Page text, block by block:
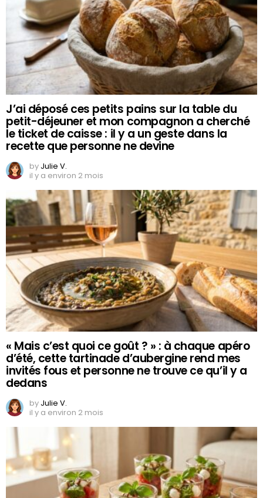
J’ai déposé ces petits pains sur la table du
petit-déjeuner et mon compagnon a cherché
le ticket de caisse : il y a un geste dans la
recette que personne ne devine
by Julie V.
il y a environ 2 mois
« Mais c’est quoi ce goût ? » : à chaque apéro
d’été, cette tartinade d’aubergine rend mes
invités fous et personne ne trouve ce qu’il y a
dedans
by Julie V.
il y a environ 2 mois